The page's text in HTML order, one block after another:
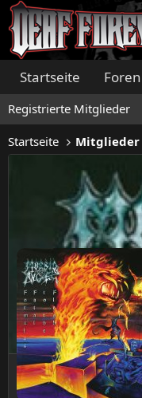
Startseite Foren
Registrierte Mitglieder
Startseite Mitglieder